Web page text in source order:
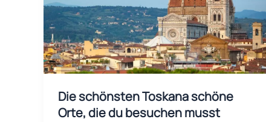
Die schönsten Toskana schöne
Orte, die du besuchen musst